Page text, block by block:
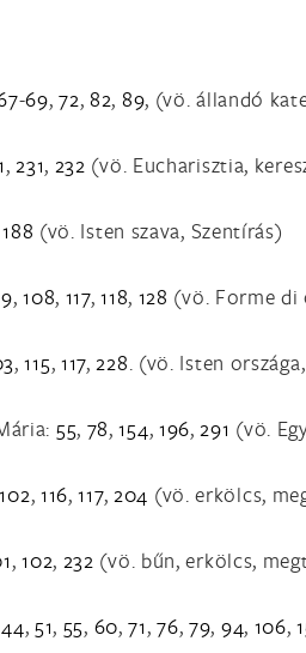
-69,72,82, 89, (vö. állandó
,231, 232 (vö. Eucharisztia,
188 (vö. Isten szava, Szentírás)
,108, 117,118, 128 (vö. Forme di
,115, 117,228. (vö. Isten
55, 78,154, 196,291 (vö.
102, 116,117, 204 (vö. erkölcs,
,102, 232 (vö. bűn, erkölcs,
44, 51, 55, 60,71,76,79, 94, 106,